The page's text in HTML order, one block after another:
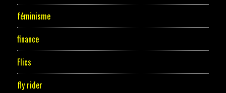
féminisme
finance
Flics
fly rider